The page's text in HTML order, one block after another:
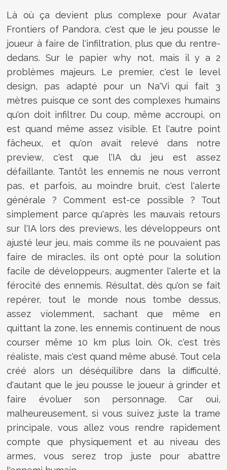
Là où ça devient plus complexe pour Avatar
Frontiers of Pandora, c'est que le jeu pousse le
joueur à faire de l'infiltration, plus que du rentre-
dedans. Sur le papier why not, mais il y a 2
problèmes majeurs. Le premier, c'est le level
design, pas adapté pour un Na'Vi qui fait 3
mètres puisque ce sont des complexes humains
qu'on doit infiltrer. Du coup, même accroupi, on
est quand même assez visible. Et l'autre point
fâcheux, et qu'on avait relevé dans notre
preview, c'est que l'IA du jeu est assez
défaillante. Tantôt les ennemis ne nous verront
pas, et parfois, au moindre bruit, c'est l'alerte
générale ? Comment est-ce possible ? Tout
simplement parce qu'après les mauvais retours
sur l'IA lors des previews, les développeurs ont
ajusté leur jeu, mais comme ils ne pouvaient pas
faire de miracles, ils ont opté pour la solution
facile de développeurs, augmenter l'alerte et la
férocité des ennemis. Résultat, dès qu'on se fait
repérer, tout le monde nous tombe dessus,
assez violemment, sachant que même en
quittant la zone, les ennemis continuent de nous
courser même 10 km plus loin. Ok, c'est très
réaliste, mais c'est quand même abusé. Tout cela
créé alors un déséquilibre dans la difficulté,
d'autant que le jeu pousse le joueur à grinder et
faire évoluer son personnage. Car oui,
malheureusement, si vous suivez juste la trame
principale, vous allez vous rendre rapidement
compte que physiquement et au niveau des
armes, vous serez trop juste pour abattre